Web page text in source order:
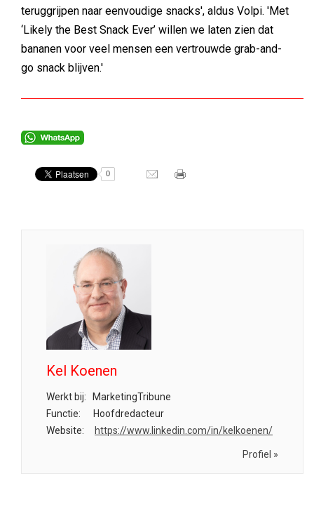
teruggrijpen naar eenvoudige snacks', aldus Volpi. 'Met
‘Likely the Best Snack Ever’ willen we laten zien dat
bananen voor veel mensen een vertrouwde grab-and-
go snack blijven.'
0
Kel Koenen
Werkt bij:
MarketingTribune
Functie:
Hoofdredacteur
Website:
https://www.linkedin.com/in/kelkoenen/
Profiel »